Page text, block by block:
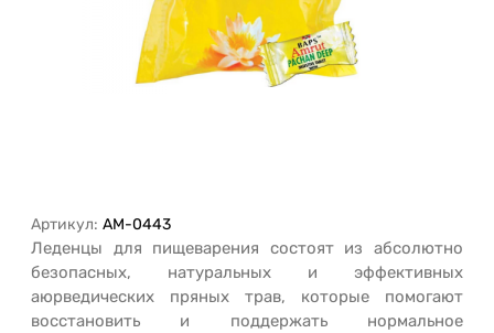
Артикул: AM-0443
Леденцы для пищеварения состоят из абсолютно
безопасных, натуральных и эффективных
аюрведических пряных трав, которые помогают
восстановить и поддержать нормальное